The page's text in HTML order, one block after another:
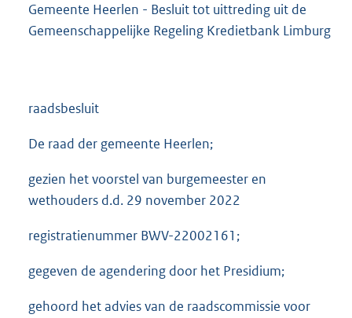
Gemeente Heerlen - Besluit tot uittreding uit de
Gemeenschappelijke Regeling Kredietbank Limburg
raadsbesluit
De raad der gemeente Heerlen;
gezien het voorstel van burgemeester en
wethouders d.d. 29 november 2022
registratienummer BWV-22002161;
gegeven de agendering door het Presidium;
gehoord het advies van de raadscommissie voor